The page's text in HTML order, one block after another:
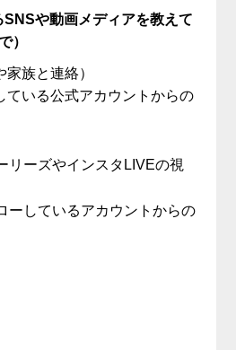
や動画メディアを教えて
）
族と連絡）
ている公式アカウントからの
リーズやインスタLIVEの視
ーしているアカウントからの